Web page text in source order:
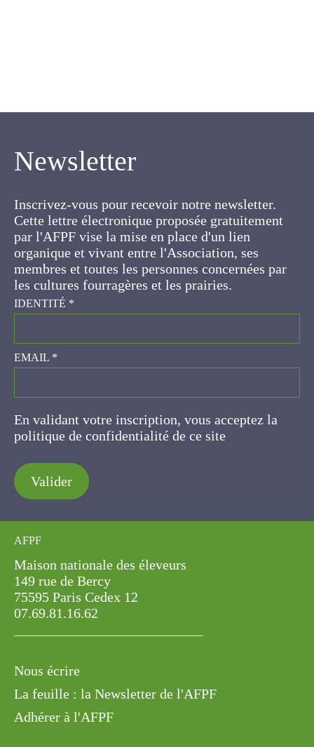
Newsletter
Cette lettre électronique proposée
gratuitement par l'AFPF vise la mise en place
d'un lien organique et vivant entre l'Association,
ses membres et toutes les personnes
concernées par les cultures fourragères et les
prairies.
IDENTITÉ*
EMAIL*
En validant votre inscription, vous acceptez la
politique de confidentialité de ce site
Valider
AFPF
Maison nationale des éleveurs
149 rue de Bercy
75595 Paris Cedex 12
07.69.81.16.62
Nous écrire
La feuille : la Newsletter de l'AFPF
Adhérer à l'AFPF